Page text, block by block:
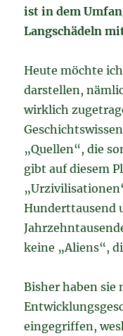
ist in dem
Langschädeln
Heute möchte
darstellen,
wirklich
„Quellen“, die
gibt auf diesem
Hunderttausend
keine „Aliens“,
Bisher haben sie
eingegriffen,